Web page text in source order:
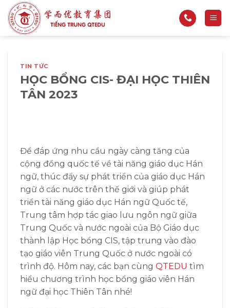
qua
nội
TIN TỨC
HỌC BỔNG CIS- ĐẠI HỌC THIÊN
TÂN 2023
Để đáp ứng nhu cầu ngày càng tăng của
cộng đồng quốc tế về tài năng giáo dục Hán
ngữ, thúc đẩy sự phát triển của giáo dục Hán
ngữ ở các nước trên thế giới và giúp phát
triển tài năng giáo dục Hán ngữ Quốc tế,
Trung tâm hợp tác giao lưu ngôn ngữ giữa
Trung Quốc và nước ngoài của Bộ Giáo dục
thành lập Học bổng CIS, tập trung vào đào
tạo giáo viên Trung Quốc ở nước ngoài có
trình độ. Hôm nay, các bạn cùng QTEDU tìm
hiểu chương trình học bổng giáo viên Hán
ngữ đại học Thiên Tân nhé!